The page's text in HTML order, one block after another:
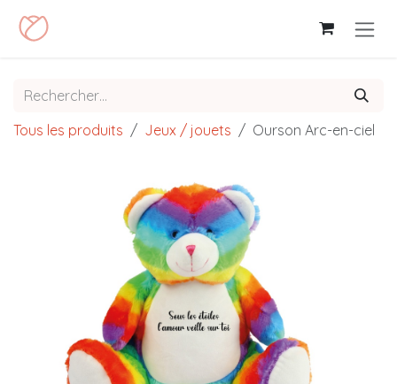
Tous les produits Jeux / jouets Ourson Arc-en-ciel